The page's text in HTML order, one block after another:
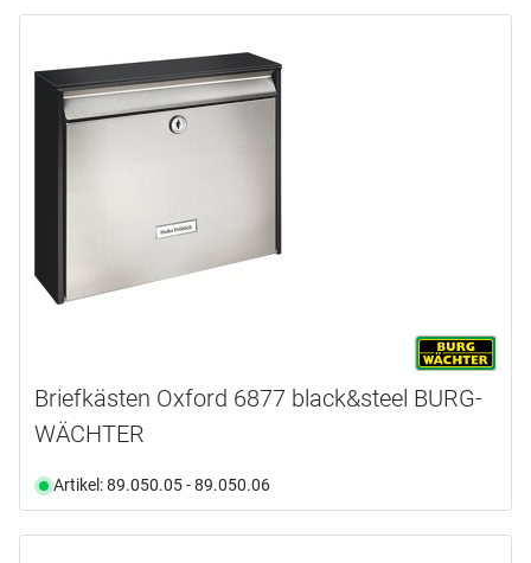
Briefkästen Oxford 6877 black&steel BURG-
WÄCHTER
Artikel: 89.050.05 - 89.050.06